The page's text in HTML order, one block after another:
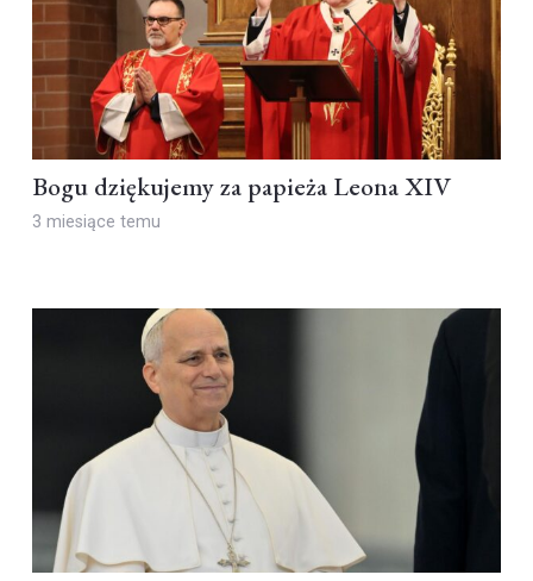
Bogu dziękujemy za papieża Leona XIV
3 miesiące temu